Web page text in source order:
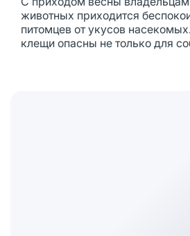
животных приходится
питомцев от укусов
клещи опасны не только для